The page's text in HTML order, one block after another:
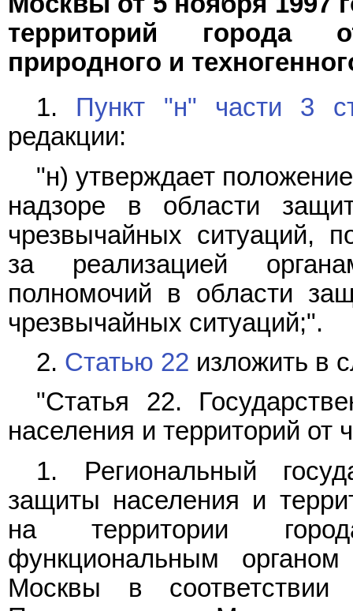
территорий города
природного и
1. Пункт "н" части 3
редакции:
"н) утверждает
надзоре в области
чрезвычайных ситуаций,
за реализацией
полномочий в области
чрезвычайных ситуаций;".
2. Статью 22 изложить в
"Статья 22.
населения и территорий от
1. Региональный
защиты населения и
на территории
функциональным
Москвы в